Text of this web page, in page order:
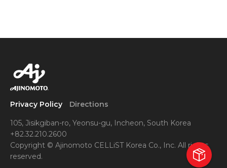
Privacy Policy Directions
105, Jisikgiban-ro, Yeonsu-gu, Incheon, South Korea
+82.32.210.2600
Copyright © Ajinomoto CELLiST Korea Co., Inc. All rights
reserved.